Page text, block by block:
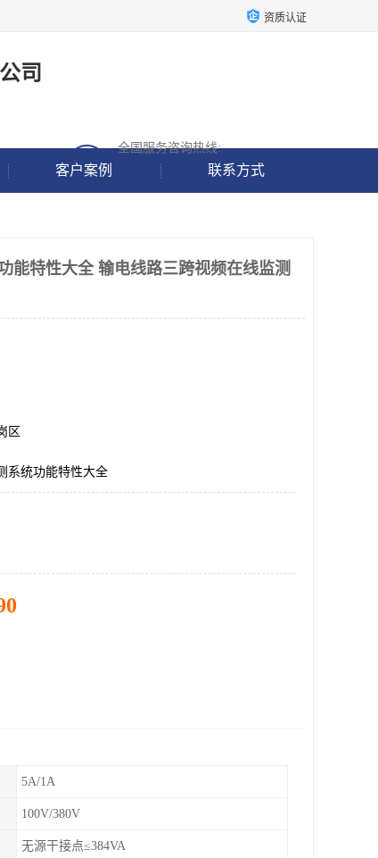
资质认证
司
全国服务咨询热线:
18938637190
客户案例 联系方式
能特性大全 输电线路三跨视频在线监测
区
系统功能特性大全
5A/1A
100V/380V
无源干接点≤384VA